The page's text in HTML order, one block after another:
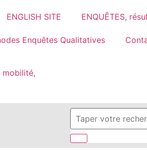
ENGLISH SITE ENQUÊTES,
Enquêtes Qualitatives
mobilité,